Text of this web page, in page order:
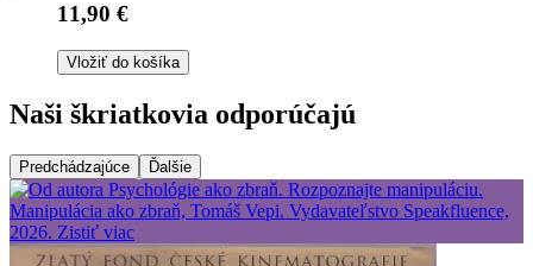
11,90 €
Vložiť do košíka
Naši škriatkovia odporúčajú
Predchádzajúce Ďalšie